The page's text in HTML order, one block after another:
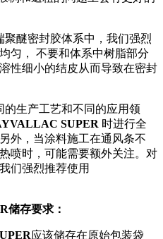
醚密封胶体系中，我们强烈
匀， 不要和体系中树脂部分
性细小的结皮从而导致在密封
生产工艺和不同的应用领
SUPER 时进行全
外，当涂料施工在通风条不
喷时，可能需要额外关注。对
们强烈推荐使用
储存要求：
应该储存在原始包装袋